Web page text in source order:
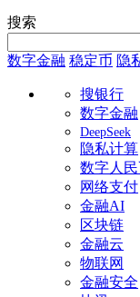
搜索
数字金融 稳定币 隐
搜银行
数字金融
DeepSeek
隐私计算
数字人民
网络支付
金融AI
区块链
金融云
物联网
金融安全